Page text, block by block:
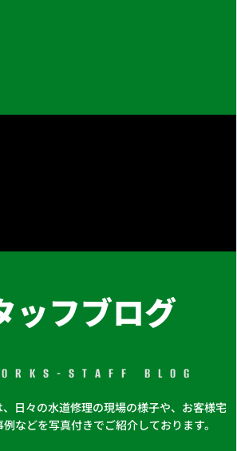
ッフブログ
STAFF BLOG
日々の水道修理の現場の様子や、お客様宅
などを写真付きでご紹介しております。